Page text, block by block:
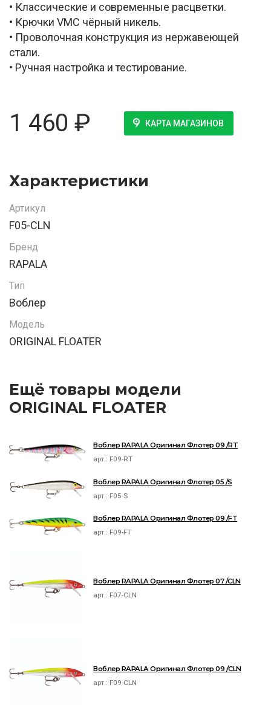
• Классические и современные расцветки.
• Крючки VMC чёрный никель.
• Проволочная конструкция из нержавеющей
стали.
• Ручная настройка и тестирование.
1 460 ₽ КАРТА МАГАЗИНОВ
Характеристики
Артикул
F05-CLN
Бренд
RAPALA
Тип
Воблер
Модель
ORIGINAL FLOATER
Ещё товары модели
ORIGINAL FLOATER
Воблер RAPALA Оригинал Флотер 09 /RT
арт.: F09-RT
Воблер RAPALA Оригинал Флотер 05 /S
арт.: F05-S
Воблер RAPALA Оригинал Флотер 09 /FT
арт.: F09-FT
Воблер RAPALA Оригинал Флотер 07 /CLN
арт.: F07-CLN
Воблер RAPALA Оригинал Флотер 09 /CLN
арт.: F09-CLN